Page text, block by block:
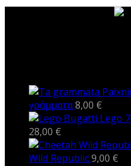
γράμματα8,00 €
Lego
28,00 €
Wild Republic9,00 €